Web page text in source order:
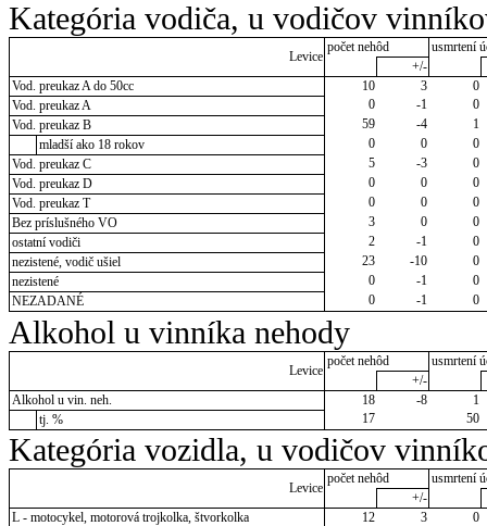
Kategória vodiča, u vodičov
Levice
počet nehôd
usmrtení
+/-
Vod. preukaz A do 50cc
10 3
0
Vod. preukaz A
0 -1
0
Vod. preukaz B
59 -4
1
mladší ako 18 rokov
0 0
0
Vod. preukaz C
5 -3
0
Vod. preukaz D
0 0
0
Vod. preukaz T
0 0
0
Bez príslušného VO
3 0
0
ostatní vodiči
2 -1
0
nezistené, vodič ušiel
23 -10
0
nezistené
0 -1
0
NEZADANÉ
0 -1 0
Alkohol u vinníka nehody
Levice
počet nehôd
usmrtení
+/-
Alkohol u vin. neh.
18 -8
1
tj. %
17 50
Kategória vozidla, u vodičov
Levice
počet nehôd
usmrtení
+/-
L - motocykel, motorová trojkolka, štvorkolka
12 3
0